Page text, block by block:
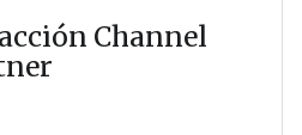
Channel